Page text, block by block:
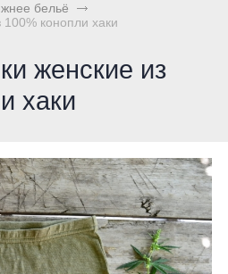
бельё
конопли хаки
женские из
хаки